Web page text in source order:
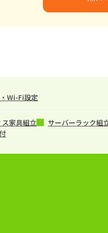
Wi-Fi設定
ス家具組立 サーバーラック組